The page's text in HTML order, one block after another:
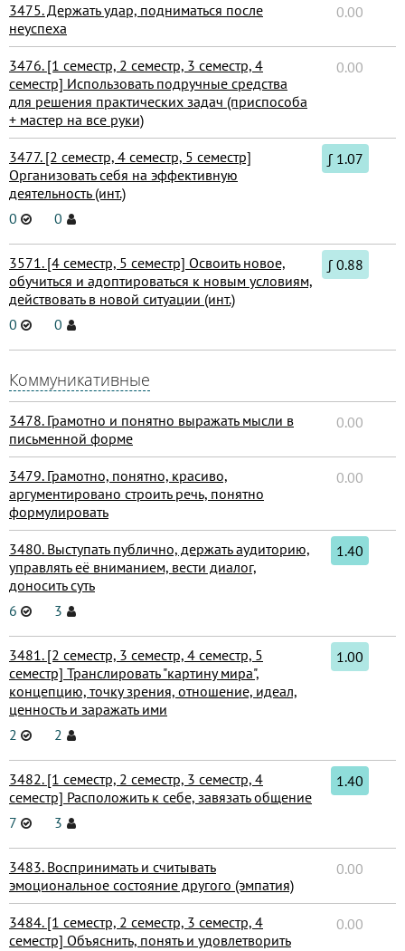
3475. Держать удар, подниматься после
неуспеха
0.00
3476. [1 семестр, 2 семестр, 3 семестр, 4
семестр] Использовать подручные средства
для решения практических задач (приспособа
+ мастер на все руки)
0.00
3477. [2 семестр, 4 семестр, 5 семестр]
Организовать себя на эффективную
деятельность (инт.)
0
0
∫ 1.07
3571. [4 семестр, 5 семестр] Освоить новое,
обучиться и адоптироваться к новым условиям,
действовать в новой ситуации (инт.)
0
0
∫ 0.88
Коммуникативные
3478. Грамотно и понятно выражать мысли в
письменной форме
0.00
3479. Грамотно, понятно, красиво,
аргументировано строить речь, понятно
формулировать
0.00
3480. Выступать публично, держать аудиторию,
управлять её вниманием, вести диалог,
доносить суть
6
3
1.40
3481. [2 семестр, 3 семестр, 4 семестр, 5
семестр] Транслировать "картину мира",
концепцию, точку зрения, отношение, идеал,
ценность и заражать ими
2
2
1.00
3482. [1 семестр, 2 семестр, 3 семестр, 4
семестр] Расположить к себе, завязать общение
7
3
1.40
3483. Воспринимать и считывать
эмоциональное состояние другого (эмпатия)
0.00
3484. [1 семестр, 2 семестр, 3 семестр, 4
семестр] Объяснить, понять и удовлетворить
0.00